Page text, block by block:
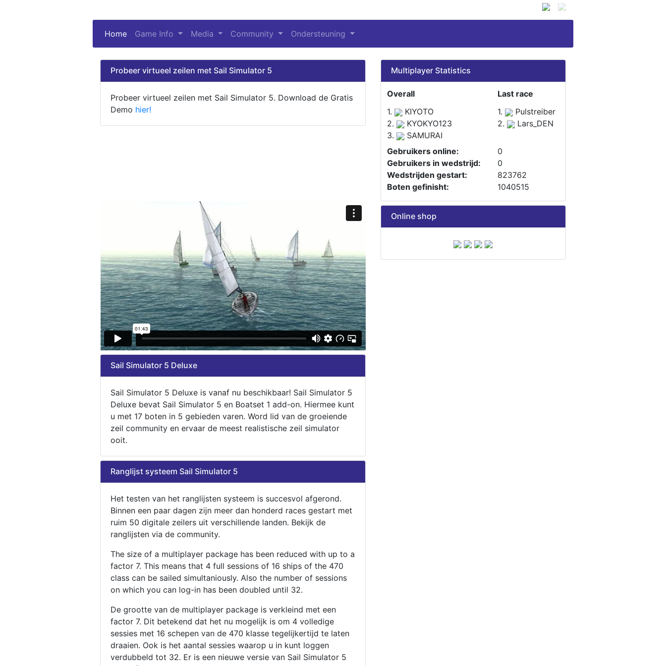
Home (current)
Game Info Media Community Ondersteuning
Probeer virtueel zeilen met Sail Simulator 5
Probeer virtueel zeilen met Sail Simulator 5. Download de Gratis
Demo hier!
Multiplayer Statistics
Overall
Last race
1.
KIYOTO 1.
Pulstreiber
2.
KYOKYO123 2.
Lars_DEN
3.
SAMURAI
Gebruikers online:
0
Gebruikers in wedstrijd:
0
Wedstrijden gestart:
823762
Boten gefinisht:
1040515
Sail Simulator 5 Deluxe
Sail Simulator 5 Deluxe is vanaf nu beschikbaar! Sail Simulator 5
Deluxe bevat Sail Simulator 5 en Boatset 1 add-on. Hiermee kunt
u met 17 boten in 5 gebieden varen. Word lid van de groeiende
zeil community en ervaar de meest realistische zeil simulator
ooit.
Ranglijst systeem Sail Simulator 5
Het testen van het ranglijsten systeem is succesvol afgerond.
Binnen een paar dagen zijn meer dan honderd races gestart met
ruim 50 digitale zeilers uit verschillende landen. Bekijk de
ranglijsten via de community.
The size of a multiplayer package has been reduced with up to a
factor 7. This means that 4 full sessions of 16 ships of the 470
class can be sailed simultaniously. Also the number of sessions
on which you can log-in has been doubled until 32.
De grootte van de multiplayer package is verkleind met een
factor 7. Dit betekend dat het nu mogelijk is om 4 volledige
sessies met 16 schepen van de 470 klasse tegelijkertijd te laten
draaien. Ook is het aantal sessies waarop u in kunt loggen
verdubbeld tot 32. Er is een nieuwe versie van Sail Simulator 5
Online shop